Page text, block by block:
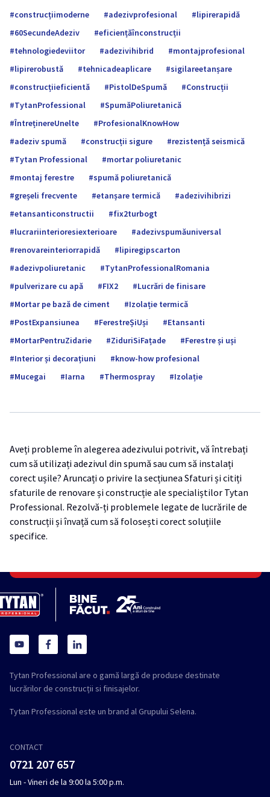
construcțiimoderne adezivprofesional
lipirerapidă
60SecundeAdeziv
eficiențăînconstrucții
tehnologiedeviitor
adezivihibrid
montajprofesional
lipirerobustă
tehnicadeaplicare
sigilareetanșare
construcțiieficientă
PistolDeSpumă
Construcții
TytanProfessional
SpumăPoliuretanică
ÎntreținereUnelte
ProfesionalKnowHow
adeziv spumă
construcții sigure
rezistență seismică
Tytan Professional
mortar poliuretanic
montaj ferestre
spumă poliuretanică
greșeli frecvente
etanșare termică
adezivihibrizi
etansanticonstructii
fix2turbogt
lucrariinterioresiexterioare
adezivspumăuniversal
renovareinteriorrapidă
lipiregipscarton
adezivpoliuretanic
TytanProfessionalRomania
pulverizare cu apă
FIX2
Lucrări de finisare
Mortar pe bază de ciment
Izolație termică
PostExpansiunea
FerestreȘiUși
Etansanti
MortarPentruZidarie
ZiduriSiFațade
Ferestre și uși
Interior și decorațiuni
know-how profesional
Mucegai
Iarna Thermospray Izolație
Aveți probleme în alegerea adezivului potrivit, vă întrebați
cum să utilizați adezivul din spumă sau cum să instalați
corect ușile? Aruncați o privire la secțiunea Sfaturi și citiți
sfaturile de renovare și construcție ale specialiștilor Tytan
Professional. Rezolvă-ți problemele legate de lucrările de
construcții și învață cum să folosești corect soluțiile
specifice.
Tytan Professional are o gamă largă de produse destinate
lucrărilor de construcții si finisajelor.
Tytan Professional este un brand al Grupului Selena.
CONTACT
0721 207 657
Lun - Vineri de la 9:00 la 5:00 p.m.